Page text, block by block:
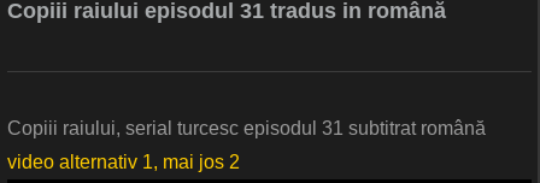
Copiii raiului episodul 31 tradus in română
Copiii raiului, serial turcesc episodul 31 subtitrat română
video alternativ 1, mai jos 2